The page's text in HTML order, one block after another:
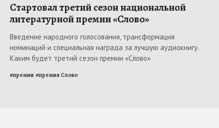
Стартовал третий сезон национальной
литературной премии «Слово»
Введение народного голосования, трансформация
номинаций и специальная награда за лучшую аудиокнигу.
Каким будет третий сезон премии «Слово»
#премии #премия Слово